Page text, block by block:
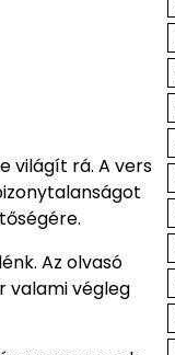
világít rá. A vers
Az olvasó
valami végleg